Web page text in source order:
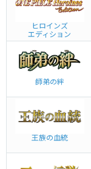
ヒロインズ
エディション
師弟の絆
王族の血統